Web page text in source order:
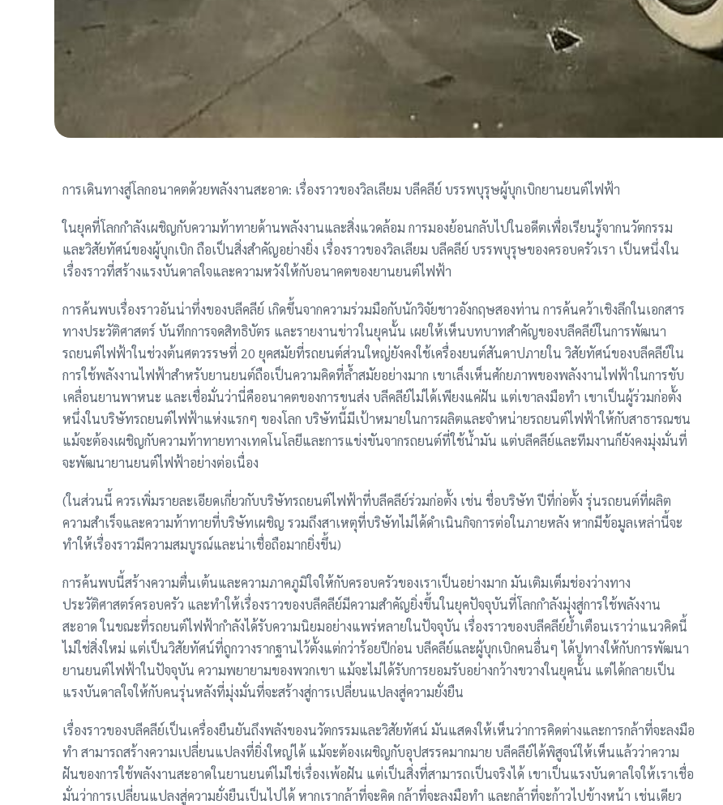
การเดินทางสู่โลกอนาคตด้วยพลังงานสะอาด: เรื่องราวของวิลเลียม บลีคลีย์ บรรพบุรุษผู้บุกเบิกยานยนต์ไฟฟ้า
ในยุคที่โลกกำลังเผชิญกับความท้าทายด้านพลังงานและสิ่งแวดล้อม การมองย้อนกลับไปในอดีตเพื่อเรียนรู้จากนวัตกรรม
และวิสัยทัศน์ของผู้บุกเบิก ถือเป็นสิ่งสำคัญอย่างยิ่ง เรื่องราวของวิลเลียม บลีคลีย์ บรรพบุรุษของครอบครัวเรา เป็นหนึ่งใน
เรื่องราวที่สร้างแรงบันดาลใจและความหวังให้กับอนาคตของยานยนต์ไฟฟ้า
การค้นพบเรื่องราวอันน่าทึ่งของบลีคลีย์ เกิดขึ้นจากความร่วมมือกับนักวิจัยชาวอังกฤษสองท่าน การค้นคว้าเชิงลึกในเอกสาร
ทางประวัติศาสตร์ บันทึกการจดสิทธิบัตร และรายงานข่าวในยุคนั้น เผยให้เห็นบทบาทสำคัญของบลีคลีย์ในการพัฒนา
รถยนต์ไฟฟ้าในช่วงต้นศตวรรษที่ 20 ยุคสมัยที่รถยนต์ส่วนใหญ่ยังคงใช้เครื่องยนต์สันดาปภายใน วิสัยทัศน์ของบลีคลีย์ใน
การใช้พลังงานไฟฟ้าสำหรับยานยนต์ถือเป็นความคิดที่ล้ำสมัยอย่างมาก เขาเล็งเห็นศักยภาพของพลังงานไฟฟ้าในการขับ
เคลื่อนยานพาหนะ และเชื่อมั่นว่านี่คืออนาคตของการขนส่ง บลีคลีย์ไม่ได้เพียงแค่ฝัน แต่เขาลงมือทำ เขาเป็นผู้ร่วมก่อตั้ง
หนึ่งในบริษัทรถยนต์ไฟฟ้าแห่งแรกๆ ของโลก บริษัทนี้มีเป้าหมายในการผลิตและจำหน่ายรถยนต์ไฟฟ้าให้กับสาธารณชน
แม้จะต้องเผชิญกับความท้าทายทางเทคโนโลยีและการแข่งขันจากรถยนต์ที่ใช้น้ำมัน แต่บลีคลีย์และทีมงานก็ยังคงมุ่งมั่นที่
จะพัฒนายานยนต์ไฟฟ้าอย่างต่อเนื่อง
(ในส่วนนี้ ควรเพิ่มรายละเอียดเกี่ยวกับบริษัทรถยนต์ไฟฟ้าที่บลีคลีย์ร่วมก่อตั้ง เช่น ชื่อบริษัท ปีที่ก่อตั้ง รุ่นรถยนต์ที่ผลิต
ความสำเร็จและความท้าทายที่บริษัทเผชิญ รวมถึงสาเหตุที่บริษัทไม่ได้ดำเนินกิจการต่อในภายหลัง หากมีข้อมูลเหล่านี้จะ
ทำให้เรื่องราวมีความสมบูรณ์และน่าเชื่อถือมากยิ่งขึ้น)
การค้นพบนี้สร้างความตื่นเต้นและความภาคภูมิใจให้กับครอบครัวของเราเป็นอย่างมาก มันเติมเต็มช่องว่างทาง
ประวัติศาสตร์ครอบครัว และทำให้เรื่องราวของบลีคลีย์มีความสำคัญยิ่งขึ้นในยุคปัจจุบันที่โลกกำลังมุ่งสู่การใช้พลังงาน
สะอาด ในขณะที่รถยนต์ไฟฟ้ากำลังได้รับความนิยมอย่างแพร่หลายในปัจจุบัน เรื่องราวของบลีคลีย์ย้ำเตือนเราว่าแนวคิดนี้
ไม่ใช่สิ่งใหม่ แต่เป็นวิสัยทัศน์ที่ถูกวางรากฐานไว้ตั้งแต่กว่าร้อยปีก่อน บลีคลีย์และผู้บุกเบิกคนอื่นๆ ได้ปูทางให้กับการพัฒนา
ยานยนต์ไฟฟ้าในปัจจุบัน ความพยายามของพวกเขา แม้จะไม่ได้รับการยอมรับอย่างกว้างขวางในยุคนั้น แต่ได้กลายเป็น
แรงบันดาลใจให้กับคนรุ่นหลังที่มุ่งมั่นที่จะสร้างสู่การเปลี่ยนแปลงสู่ความยั่งยืน
เรื่องราวของบลีคลีย์เป็นเครื่องยืนยันถึงพลังของนวัตกรรมและวิสัยทัศน์ มันแสดงให้เห็นว่าการคิดต่างและการกล้าที่จะลงมือ
ทำ สามารถสร้างความเปลี่ยนแปลงที่ยิ่งใหญ่ได้ แม้จะต้องเผชิญกับอุปสรรคมากมาย บลีคลีย์ได้พิสูจน์ให้เห็นแล้วว่าความ
ฝันของการใช้พลังงานสะอาดในยานยนต์ไม่ใช่เรื่องเพ้อฝัน แต่เป็นสิ่งที่สามารถเป็นจริงได้ เขาเป็นแรงบันดาลใจให้เราเชื่อ
มั่นว่าการเปลี่ยนแปลงสู่ความยั่งยืนเป็นไปได้ หากเรากล้าที่จะคิด กล้าที่จะลงมือทำ และกล้าที่จะก้าวไปข้างหน้า เช่นเดียว